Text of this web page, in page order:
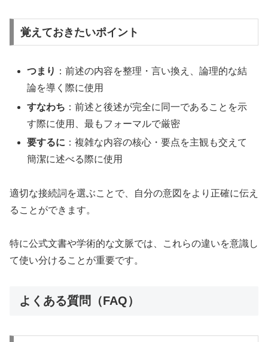
覚えておきたいポイント
つまり ：前述の内容を整理・言い換え、論理的な結
論を導く際に使用
すなわち ：前述と後述が完全に同一であることを示
す際に使用、最もフォーマルで厳密
要するに ：複雑な内容の核心・要点を主観も交えて
簡潔に述べる際に使用
適切な接続詞を選ぶことで、自分の意図をより正確に伝え
ることができます。
特に公式文書や学術的な文脈では、これらの違いを意識し
て使い分けることが重要です。
よくある質問（FAQ）